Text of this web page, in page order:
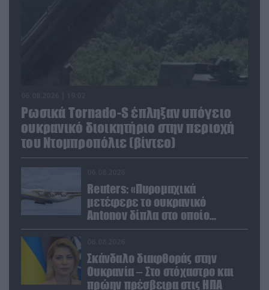
Ρωσικά Tornado-S έπληξαν υπόγειο
ουκρανικό διοικητήριο στην περιοχή
του Ντομπροπόλιε (βίντεο)
Reuters: «Πυρομαχικά
μετέφερε το ουκρανικό
Antonov δίπλα στο οποίο
βρέθηκε το drone στη Λειψία»
Σκάνδαλο διαφθοράς στην
Ουκρανία – Στο στόχαστρο και
πρώην πρέσβειρα στις ΗΠΑ